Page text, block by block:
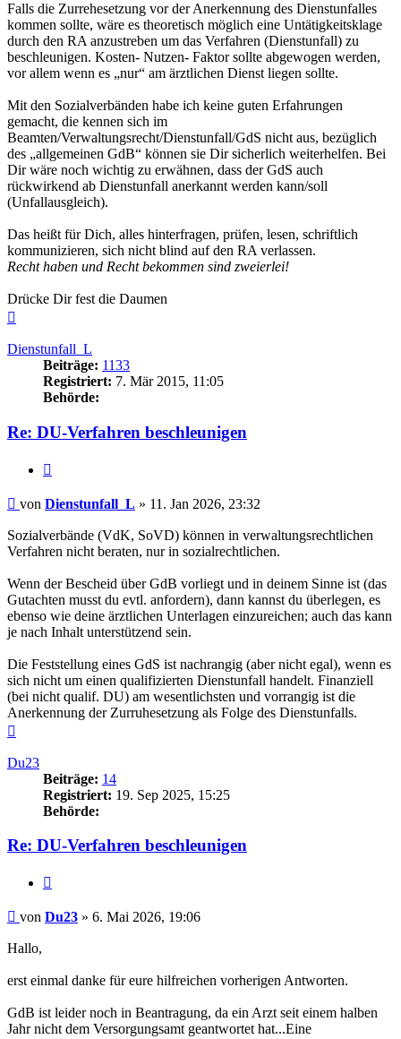
Falls die Zurrehesetzung vor der Anerkennung des Dienstunfalles
kommen sollte, wäre es theoretisch möglich eine Untätigkeitsklage
durch den RA anzustreben um das Verfahren (Dienstunfall) zu
beschleunigen. Kosten- Nutzen- Faktor sollte abgewogen werden,
vor allem wenn es „nur“ am ärztlichen Dienst liegen sollte.
Mit den Sozialverbänden habe ich keine guten Erfahrungen
gemacht, die kennen sich im
Beamten/Verwaltungsrecht/Dienstunfall/GdS nicht aus, bezüglich
des „allgemeinen GdB“ können sie Dir sicherlich weiterhelfen. Bei
Dir wäre noch wichtig zu erwähnen, dass der GdS auch
rückwirkend ab Dienstunfall anerkannt werden kann/soll
(Unfallausgleich).
Das heißt für Dich, alles hinterfragen, prüfen, lesen, schriftlich
kommunizieren, sich nicht blind auf den RA verlassen.
Recht haben und Recht bekommen sind zweierlei!
Drücke Dir fest die Daumen
Dienstunfall_L
Beiträge: 1133
Registriert: 7. Mär 2015, 11:05
Behörde:
Re: DU-Verfahren beschleunigen
Beitrag
von Dienstunfall_L » 11. Jan 2026, 23:32
Sozialverbände (VdK, SoVD) können in verwaltungsrechtlichen
Verfahren nicht beraten, nur in sozialrechtlichen.
Wenn der Bescheid über GdB vorliegt und in deinem Sinne ist (das
Gutachten musst du evtl. anfordern), dann kannst du überlegen, es
ebenso wie deine ärztlichen Unterlagen einzureichen; auch das kann
je nach Inhalt unterstützend sein.
Die Feststellung eines GdS ist nachrangig (aber nicht egal), wenn es
sich nicht um einen qualifizierten Dienstunfall handelt. Finanziell
(bei nicht qualif. DU) am wesentlichsten und vorrangig ist die
Anerkennung der Zurruhesetzung als Folge des Dienstunfalls.
Du23
Beiträge: 14
Registriert: 19. Sep 2025, 15:25
Behörde:
Re: DU-Verfahren beschleunigen
Beitrag
von Du23 » 6. Mai 2026, 19:06
Hallo,
erst einmal danke für eure hilfreichen vorherigen Antworten.
GdB ist leider noch in Beantragung, da ein Arzt seit einem halben
Jahr nicht dem Versorgungsamt geantwortet hat...Eine